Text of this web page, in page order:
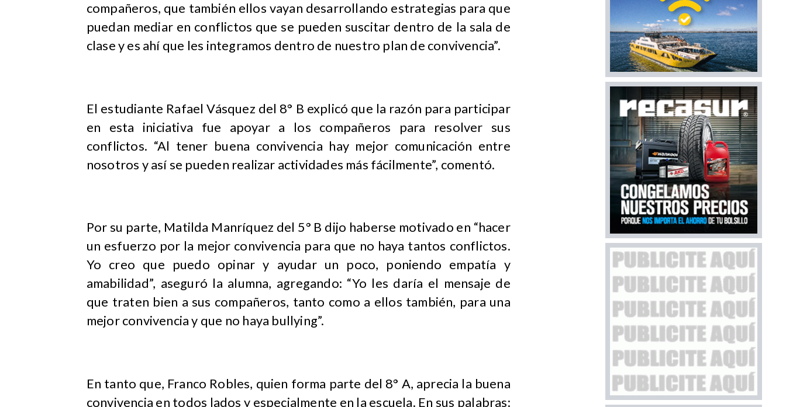
compañeros, que también ellos vayan desarrollando estrategias para que
puedan mediar en conflictos que se pueden suscitar dentro de la sala de
clase y es ahí que les integramos dentro de nuestro plan de convivencia”.
El estudiante Rafael Vásquez del 8° B explicó que la razón para participar
en esta iniciativa fue apoyar a los compañeros para resolver sus
conflictos. “Al tener buena convivencia hay mejor comunicación entre
nosotros y así se pueden realizar actividades más fácilmente”, comentó.
Por su parte, Matilda Manríquez del 5° B dijo haberse motivado en “hacer
un esfuerzo por la mejor convivencia para que no haya tantos conflictos.
Yo creo que puedo opinar y ayudar un poco, poniendo empatía y
amabilidad”, aseguró la alumna, agregando: “Yo les daría el mensaje de
que traten bien a sus compañeros, tanto como a ellos también, para una
mejor convivencia y que no haya bullying”.
En tanto que, Franco Robles, quien forma parte del 8° A, aprecia la buena
convivencia en todos lados y especialmente en la escuela. En sus palabras: